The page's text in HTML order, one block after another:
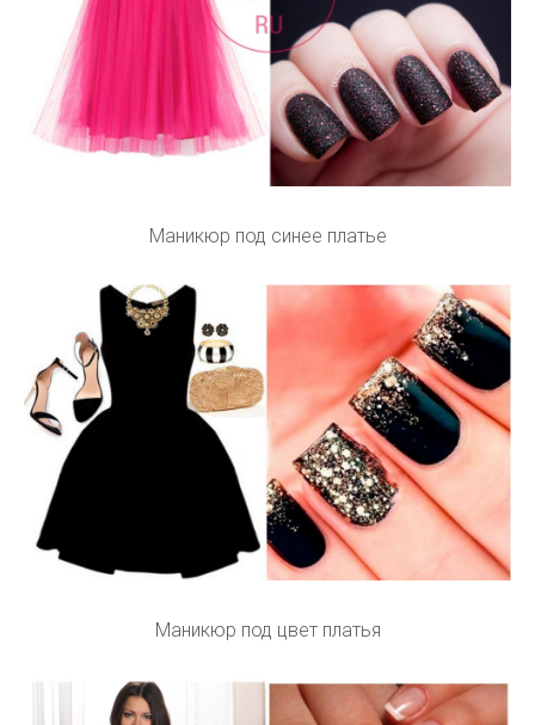
Маникюр под синее платье
Маникюр под цвет платья